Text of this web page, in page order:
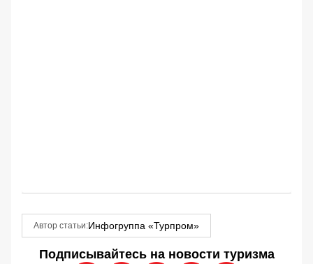
Автор статьи:Инфогруппа «Турпром»
Подписывайтесь на новости туризма